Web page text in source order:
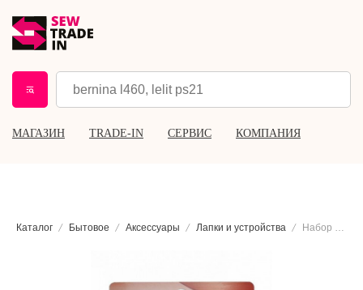
МАГАЗИН TRADE-IN СЕРВИС КОМПАНИЯ
Каталог Бытовое Аксессуары Лапки и устройства